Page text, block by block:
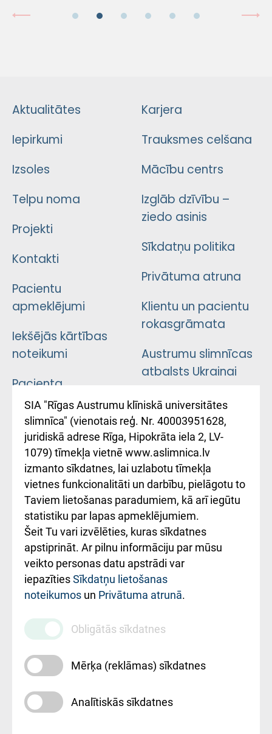
Aktualitātes
Iepirkumi
Izsoles
Telpu noma
Projekti
Kontakti
Pacientu
apmeklējumi
Iekšējās kārtības
noteikumi
Pacienta
atsauksmju/sūdzību
iesniegšanas
kārtība
Kā pie mums nokļūt
Rēķinu apmaksas
ceļvedis
Rekvizīti un
ārstniecības
iestādes kods
010000234
Maksas
pakalpojumu
cenrādis
Karjera
Trauksmes celšana
Mācību centrs
Izglāb dzīvību –
ziedo asinis
Sīkdatņu politika
Privātuma atruna
Klientu un pacientu
rokasgrāmata
Austrumu slimnīcas
atbalsts Ukrainai
Підтримка Східної
лікарні та співпраця з
Україною
SIA "Rīgas Austrumu klīniskā universitātes
slimnīca" (vienotais reģ. Nr. 40003951628,
juridiskā adrese Rīga, Hipokrāta iela 2, LV-
1079) tīmekļa vietnē www.aslimnica.lv
izmanto sīkdatnes, lai uzlabotu tīmekļa
vietnes funkcionalitāti un darbību, pielāgotu to
Taviem lietošanas paradumiem, kā arī iegūtu
statistiku par lapas apmeklējumiem.
Šeit Tu vari izvēlēties, kuras sīkdatnes
apstiprināt. Ar pilnu informāciju par mūsu
veikto personas datu apstrādi var
iepazītiesSīkdatņu lietošanas
noteikumos un Privātuma atrunā.
Obligātās sīkdatnes
Mērķa (reklāmas) sīkdatnes
Analītiskās sīkdatnes